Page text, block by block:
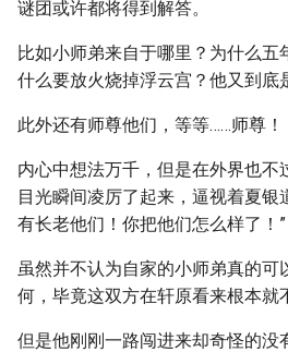
谜团或许都将得到解答。
比如小师弟来自于哪里？为什么五
什么要放火烧掉浮云宫？他又到底
此外还有师尊他们，等等……师尊！
内心中想法万千，但是在外界也不
目光瞬间凌厉了起来，逼视着夏银
有长老他们！你把他们怎么样了！”
虽然并不认为自家的小师弟真的可
何，毕竟这双方在轩原看来根本就
但是他刚刚一路闯进来却奇怪的没